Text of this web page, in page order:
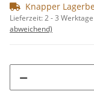
Knapper
Lieferzeit:2 - 3 Werktage
abweichend)